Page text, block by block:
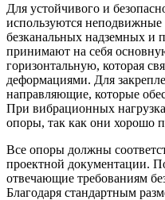
Для устойчивого и
используются
безканальных надземных и
принимают на себя
горизонтальную, которая
деформациями. Для
направляющие, которые
При вибрационных
опоры, так как они хорошо
Все опоры должны
проектной документации.
отвечающие требованиям
Благодаря стандартным